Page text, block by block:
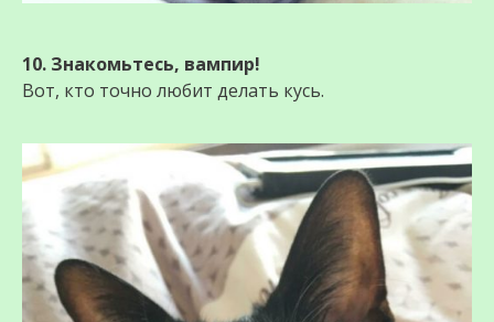
10. Знакомьтесь, вaмпир!
Вот, кто точно любит делать кусь.